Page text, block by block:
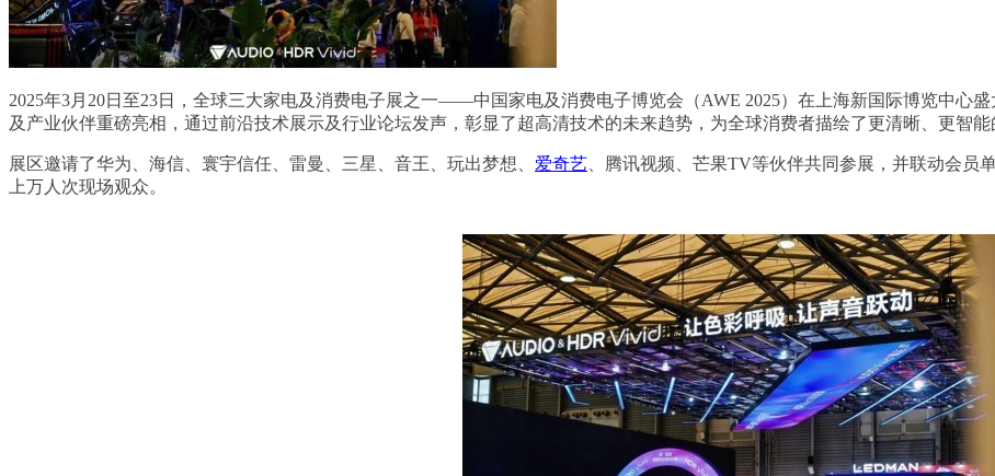
2025年3月20日至23日，全球三大家电及消费电子展之一——中国家电及消费电子博览会（AWE 2025）在上海新国际博览中心
及产业伙伴重磅亮相，通过前沿技术展示及行业论坛发声，彰显了超高清技术的未来趋势，为全球消费者描绘了更清晰、更智
展区邀请了华为、海信、寰宇信任、雷曼、三星、音王、玩出梦想、 爱奇艺 、腾讯视频、芒果TV等伙伴共同参展，并联动会员
上万人次现场观众。